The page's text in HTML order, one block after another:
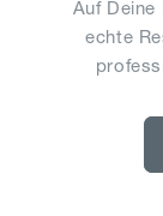
Auf
echte